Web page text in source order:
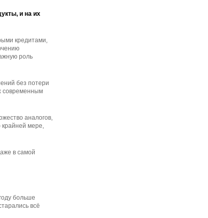
и на их
кредитами,
роль
без потери
современным
аналогов,
мере,
в самой
больше
всё